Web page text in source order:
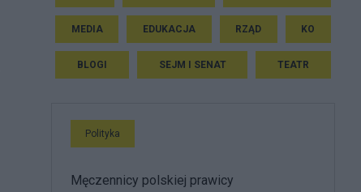
MEDIA EDUKACJA RZĄD KO
BLOGI SEJM I SENAT TEATR
Polityka
Męczennicy polskiej prawicy